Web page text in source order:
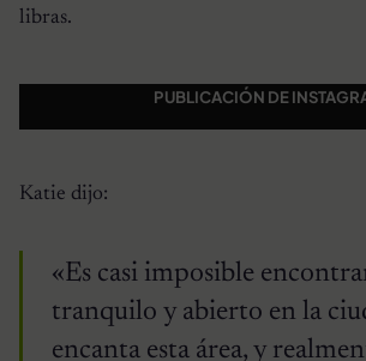
libras.
PUBLICACIÓN DE
Katie dijo:
«Es casi imposible
tranquilo y abierto en la
encanta esta área, y